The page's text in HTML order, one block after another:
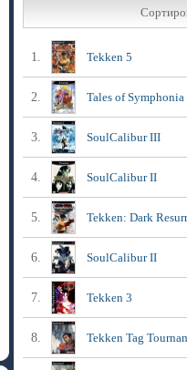
1. Tekken 5
2. Tales of Symphonia
3. SoulCalibur III
4. SoulCalibur II
5. Tekken: Dark
6. SoulCalibur II
7. Tekken 3
8. Tekken Tag